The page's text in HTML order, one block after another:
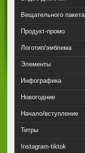
Вещательного пакета
Продукт-промо
Логотип/эмблема
Элементы
Инфографика
Новогодние
Начало/вступление
Титры
Instagram-tiktok